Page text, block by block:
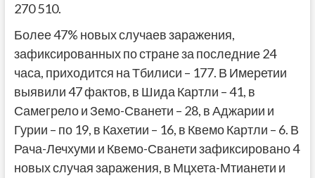
270 510.
Более 47% новых случаев заражения,
зафиксированных по стране за последние 24
часа, приходится на Тбилиси – 177. В Имеретии
выявили 47 фактов, в Шида Картли – 41, в
Самегрело и Земо-Сванети – 28, в Аджарии и
Гурии – по 19, в Кахетии – 16, в Квемо Картли – 6. В
Рача-Лечхуми и Квемо-Сванети зафиксировано 4
новых случая заражения, в Мцхета-Мтианети и